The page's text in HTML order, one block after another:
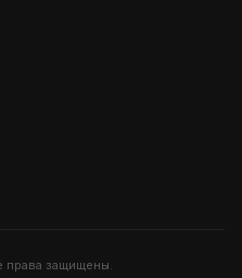
права защищены.